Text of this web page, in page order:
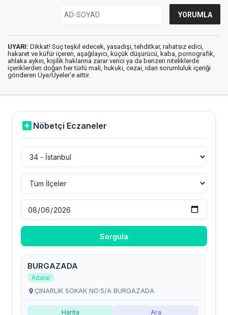
UYARI: Dikkat! Suç teşkil edecek, yasadışı, tehditkar, rahatsız edici,
hakaret ve küfür içeren, aşağılayıcı, küçük düşürücü, kaba, pornografik,
ahlaka aykırı, kişilik haklarına zarar verici ya da benzeri niteliklerde
içeriklerden doğan her türlü mali, hukuki, cezai, idari sorumluluk içeriği
gönderen Üye/Üyeler’e aittir.